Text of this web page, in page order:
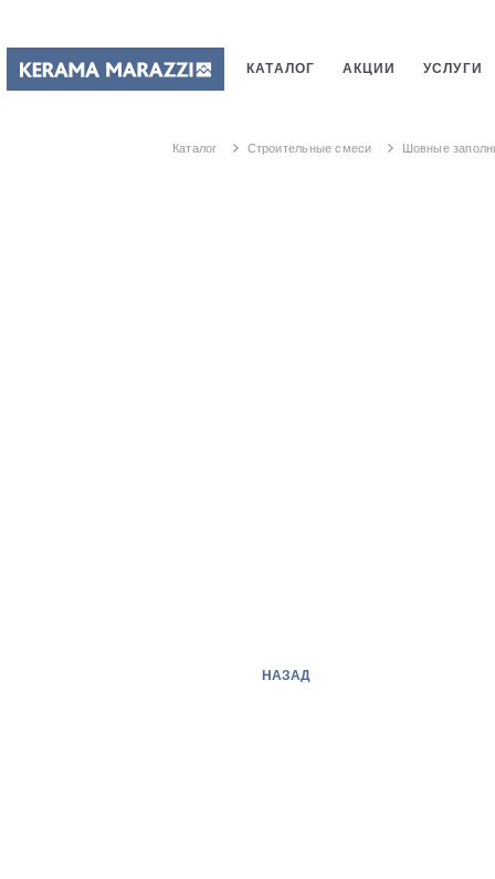
КАТАЛОГ АКЦИИ УСЛУГИ
Каталог Строительные смеси Шовные
НАЗАД